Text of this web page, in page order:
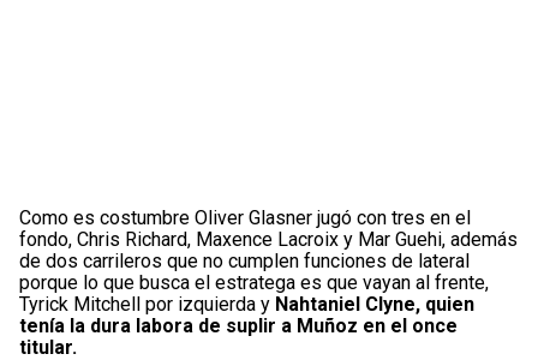
Como es costumbre Oliver Glasner jugó con tres en el
fondo, Chris Richard, Maxence Lacroix y Mar Guehi, además
de dos carrileros que no cumplen funciones de lateral
porque lo que busca el estratega es que vayan al frente,
Tyrick Mitchell por izquierda y Nahtaniel Clyne, quien
tenía la dura labora de suplir a Muñoz en el once
titular.